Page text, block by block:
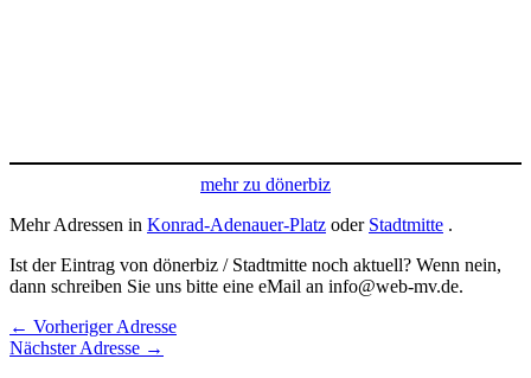
mehr zu dönerbiz
Mehr Adressen in Konrad-Adenauer-Platz oder Stadtmitte .
Ist der Eintrag von dönerbiz / Stadtmitte noch aktuell? Wenn nein,
dann schreiben Sie uns bitte eine eMail an info@web-mv.de.
← Vorheriger Adresse
Nächster Adresse →